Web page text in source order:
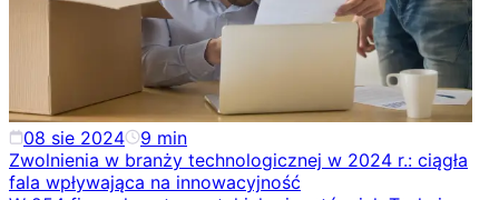
08 sie 2024 9 min
Zwolnienia w branży technologicznej w 2024 r.: ciągła
fala wpływająca na innowacyjność